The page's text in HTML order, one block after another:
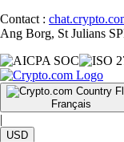
Contact :
Ang Borg, St Julians
Français
|
USD